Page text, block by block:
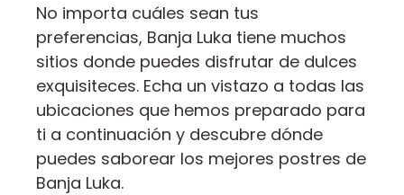
No importa cuáles sean tus
preferencias, Banja Luka tiene muchos
sitios donde puedes disfrutar de dulces
exquisiteces. Echa un vistazo a todas las
ubicaciones que hemos preparado para
ti a continuación y descubre dónde
puedes saborear los mejores postres de
Banja Luka.